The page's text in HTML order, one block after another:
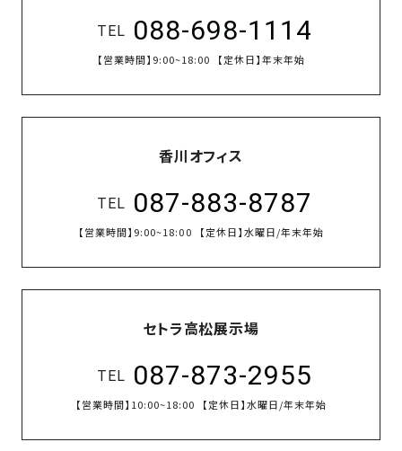
TEL 088-698-1114
【営業時間】 9:00~18:00 【定休日】年末年始
香川オフィス
TEL 087-883-8787
【営業時間】 9:00~18:00 【定休日】水曜日/年末年始
セトラ高松展示場
TEL 087-873-2955
【営業時間】 10:00~18:00 【定休日】水曜日/年末年始